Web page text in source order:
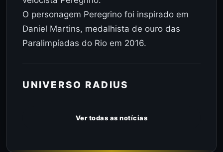
O personagem Peregrino foi inspirado em
Daniel Martins, medalhista de ouro das
Paralimpíadas do Rio em 2016.
UNIVERSO RADIUS
Ver todas as notícias